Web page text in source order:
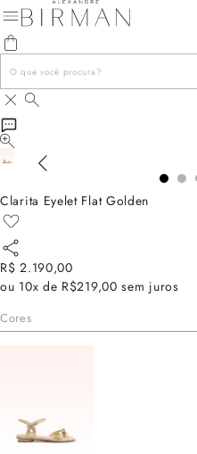
Clarita Eyelet Flat Golden
R$ 2.190,00
ou 10x de R$219,00 sem juros
Cores